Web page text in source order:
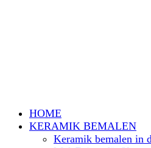
HOME
KERAMIK BEMALEN
Keramik bemalen in